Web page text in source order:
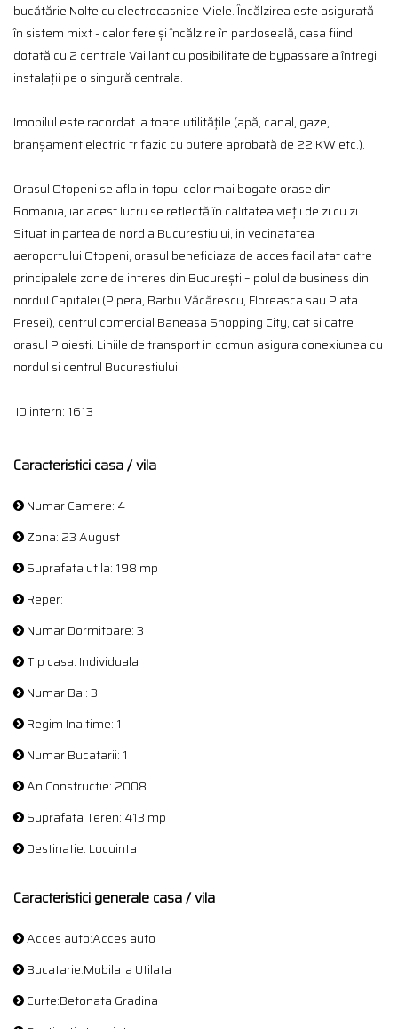
bucătărie Nolte cu electrocasnice Miele. Încălzirea este asigurată
în sistem mixt - calorifere și încălzire în pardoseală, casa fiind
dotată cu 2 centrale Vaillant cu posibilitate de bypassare a întregii
instalații pe o singură centrala.
Imobilul este racordat la toate utilitățile (apă, canal, gaze,
branșament electric trifazic cu putere aprobată de 22 KW etc.).
Orasul Otopeni se afla in topul celor mai bogate orase din
Romania, iar acest lucru se reflectă în calitatea vieții de zi cu zi.
Situat in partea de nord a Bucurestiului, in vecinatatea
aeroportului Otopeni, orasul beneficiaza de acces facil atat catre
principalele zone de interes din București – polul de business din
nordul Capitalei (Pipera, Barbu Văcărescu, Floreasca sau Piata
Presei), centrul comercial Baneasa Shopping City, cat si catre
orasul Ploiesti. Liniile de transport in comun asigura conexiunea cu
nordul si centrul Bucurestiului.
ID intern: 1613
Caracteristici casa / vila
Numar Camere: 4
Zona: 23 August
Suprafata utila: 198 mp
Reper:
Numar Dormitoare: 3
Tip casa: Individuala
Numar Bai: 3
Regim Inaltime: 1
Numar Bucatarii: 1
An Constructie: 2008
Suprafata Teren: 413 mp
Destinatie: Locuinta
Caracteristici generale casa / vila
Acces auto:Acces auto
Bucatarie:Mobilata Utilata
Curte:Betonata Gradina